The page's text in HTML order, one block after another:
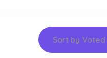
Sort by Voted